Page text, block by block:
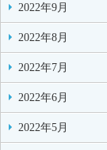
2022年9月
2022年8月
2022年7月
2022年6月
2022年5月